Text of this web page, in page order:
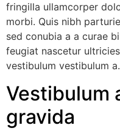
fringilla ullamcorper
morbi. Quis nibh
sed conubia a a curae
feugiat nascetur
vestibulum vestibulum
Vestibulum
gravida